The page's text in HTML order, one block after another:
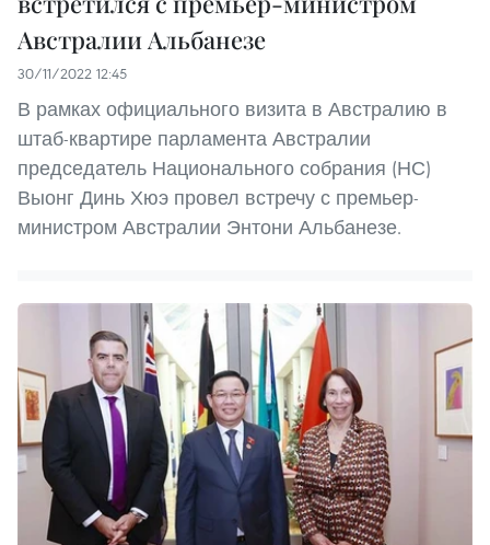
Австралии Альбанезе
30/11/2022 12:45
В рамках официального визита в Австралию в
штаб-квартире парламента Австралии
председатель Национального собрания (НС)
Выонг Динь Хюэ провел встречу с премьер-
министром Австралии Энтони Альбанезе.